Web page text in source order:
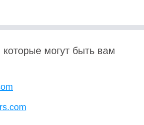
могут быть вам